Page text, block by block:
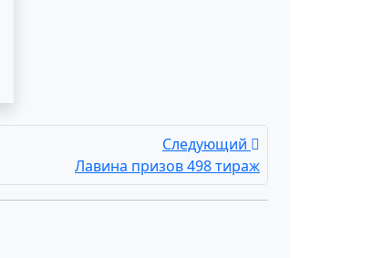
Следующий
Лавина призов 498 тираж